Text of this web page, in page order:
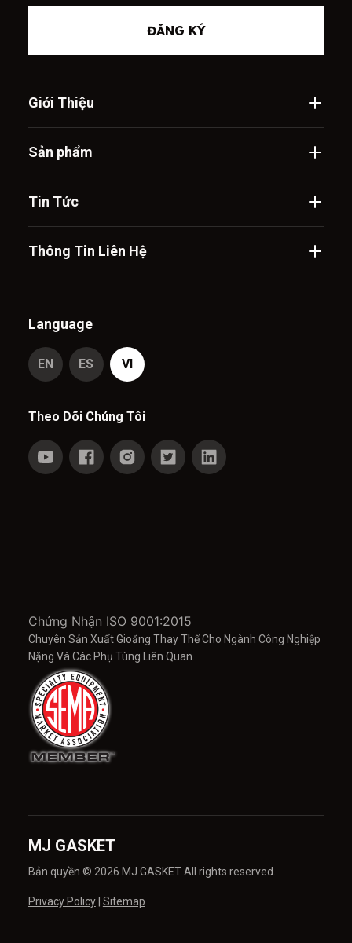
ĐĂNG KÝ
Giới Thiệu
Sản phẩm
Tin Tức
Thông Tin Liên Hệ
Chứng Nhận ISO 9001:2015
Chuyên Sản Xuất Gioăng Thay Thế Cho Ngành Công Nghiệp
Nặng Và Các Phụ Tùng Liên Quan.
Language
EN ES VI
Theo Dõi Chúng Tôi
MJ GASKET
Bản quyền © 2026 MJ GASKET All rights reserved.
Privacy Policy| Sitemap